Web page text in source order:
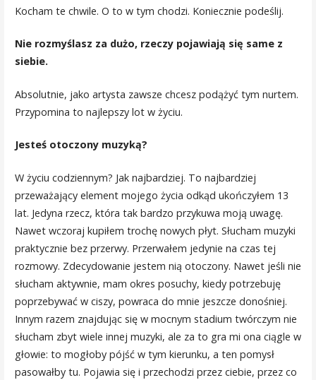
Kocham te chwile. O to w tym chodzi. Koniecznie podeślij.
Nie rozmyślasz za dużo, rzeczy pojawiają się same z
siebie.
Absolutnie, jako artysta zawsze chcesz podążyć tym nurtem.
Przypomina to najlepszy lot w życiu.
Jesteś otoczony muzyką?
W życiu codziennym? Jak najbardziej. To najbardziej
przeważający element mojego życia odkąd ukończyłem 13
lat. Jedyna rzecz, która tak bardzo przykuwa moją uwagę.
Nawet wczoraj kupiłem trochę nowych płyt. Słucham muzyki
praktycznie bez przerwy. Przerwałem jedynie na czas tej
rozmowy. Zdecydowanie jestem nią otoczony. Nawet jeśli nie
słucham aktywnie, mam okres posuchy, kiedy potrzebuję
poprzebywać w ciszy, powraca do mnie jeszcze donośniej.
Innym razem znajdując się w mocnym stadium twórczym nie
słucham zbyt wiele innej muzyki, ale za to gra mi ona ciągle w
głowie: to mogłoby pójść w tym kierunku, a ten pomysł
pasowałby tu. Pojawia się i przechodzi przez ciebie, przez co